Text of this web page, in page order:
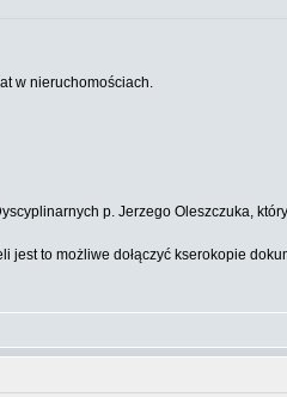
w nieruchomościach.
p. Jerzego Oleszczuka,
jest to możliwe dołączyć kserokopie